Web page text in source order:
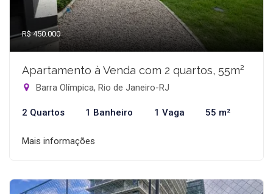
R$ 450.000
Apartamento à Venda com 2 quartos, 55m²
Barra Olímpica, Rio de Janeiro-RJ
2 Quartos 1 Banheiro 1 Vaga 55 m²
Mais informações